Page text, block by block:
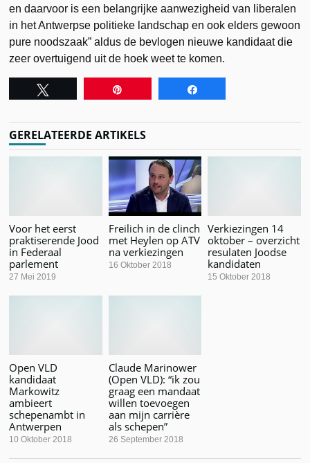
en daarvoor is een belangrijke aanwezigheid van liberalen
in het Antwerpse politieke landschap en ook elders gewoon
pure noodszaak” aldus de bevlogen nieuwe kandidaat die
zeer overtuigend uit de hoek weet te komen.
GERELATEERDE ARTIKELS
Voor het eerst
praktiserende Jood
in Federaal
parlement
27 Mei 2019
Freilich in de clinch
met Heylen op ATV
na verkiezingen
16 Oktober 2018
Verkiezingen 14
oktober – overzicht
resulaten Joodse
kandidaten
15 Oktober 2018
Open VLD
kandidaat
Markowitz
ambieert
schepenambt in
Antwerpen
10 Oktober 2018
Claude Marinower
(Open VLD): “ik zou
graag een mandaat
willen toevoegen
aan mijn carrière
als schepen”
26 September 2018